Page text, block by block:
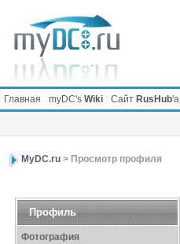
Главная myDC's Wiki Сайт RusHub'а
MyDC.ru> Просмотр профиля
Профиль
Фотография